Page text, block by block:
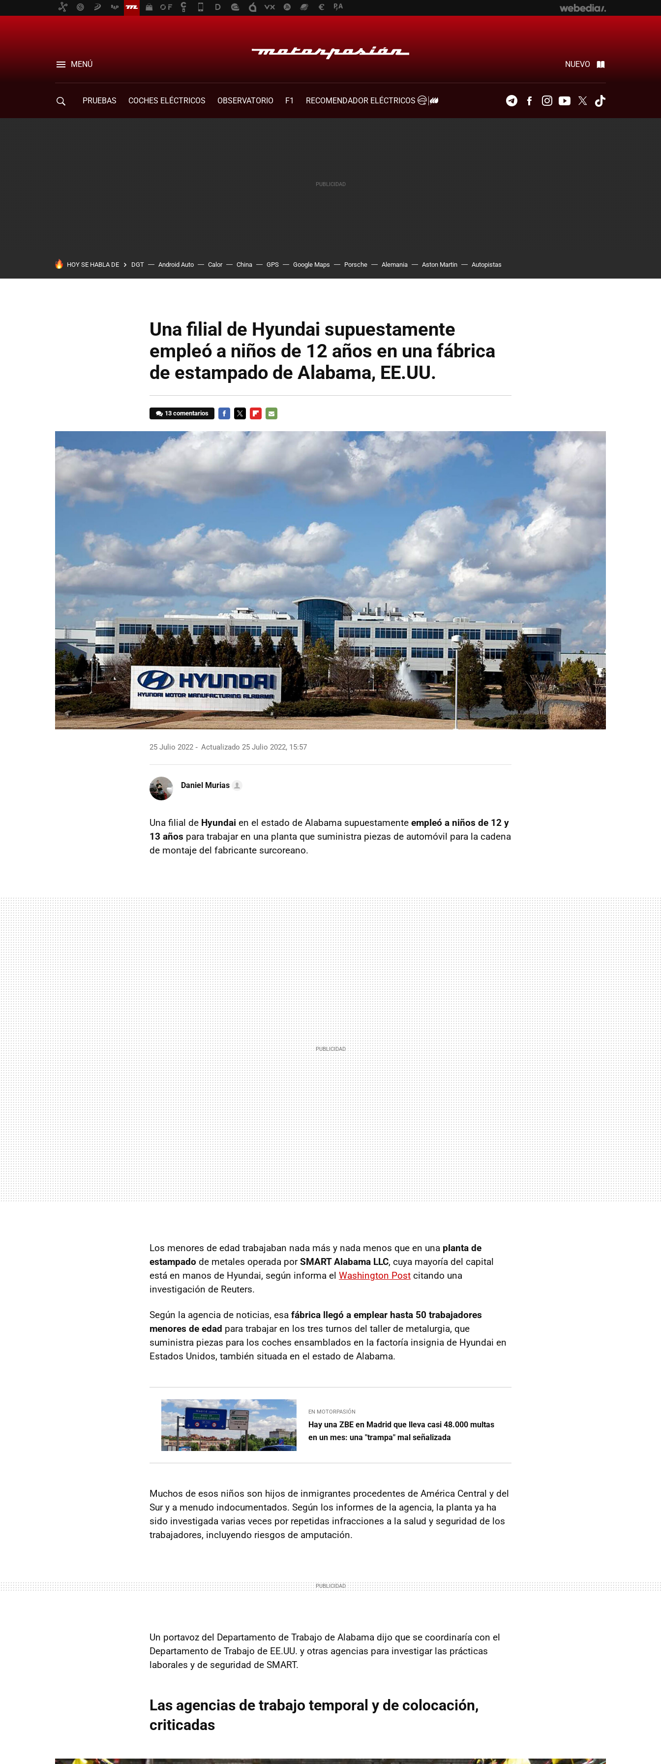
MENÚ NUEVO
PRUEBAS COCHES ELÉCTRICOS OBSERVATORIO F1
RECOMENDADOR ELÉCTRICOS
TelegramFacebookInstagramYoutubeTwitter
HOY SE HABLA DE DGT Android Auto Calor China GPS Google Maps Porsche Alemania Aston Martin Autopistas
Una filial de Hyundai supuestamente
empleó a niños de 12 años en una fábrica
de estampado de Alabama, EE.UU.
13 comentarios
25 Julio 2022 Actualizado 25 Julio 2022, 15:57
Daniel Murias
Una filial de Hyundai en el estado de Alabama supuestamente empleó a niños de 12 y
13 años para trabajar en una planta que suministra piezas de automóvil para la cadena
de montaje del fabricante surcoreano.
Los menores de edad trabajaban nada más y nada menos que en una planta de
estampado de metales operada porSMART Alabama LLC, cuya mayoría del capital
está en manos de Hyundai, según informa el Washington Post citando una
investigación de Reuters.
Según la agencia de noticias, esa fábrica llegó a emplear hasta 50 trabajadores
menores de edad para trabajar en los tres turnos del taller de metalurgia, que
suministra piezas para los coches ensamblados en la factoría insignia de Hyundai en
Estados Unidos, también situada en el estado de Alabama.
EN MOTORPASIÓN
Hay una ZBE en Madrid que lleva casi 48.000 multas
en un mes: una "trampa" mal señalizada
Muchos de esos niños son hijos de inmigrantes procedentes de América Central y del
Sur y a menudo indocumentados. Según los informes de la agencia, la planta ya ha
sido investigada varias veces por repetidas infracciones a la salud y seguridad de los
trabajadores, incluyendo riesgos de amputación.
Un portavoz del Departamento de Trabajo de Alabama dijo que se coordinaría con el
Departamento de Trabajo de EE.UU. y otras agencias para investigar las prácticas
laborales y de seguridad de SMART.
Las agencias de trabajo temporal y de colocación,
criticadas